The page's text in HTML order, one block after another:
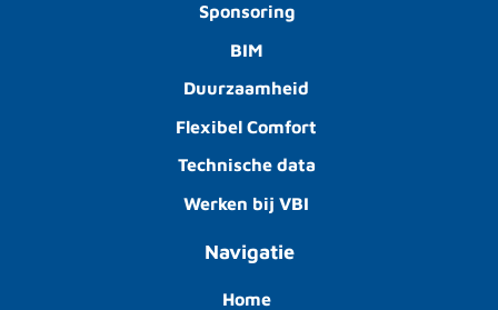
Sponsoring
BIM
Duurzaamheid
Flexibel Comfort
Technische data
Werken bij VBI
Navigatie
Home